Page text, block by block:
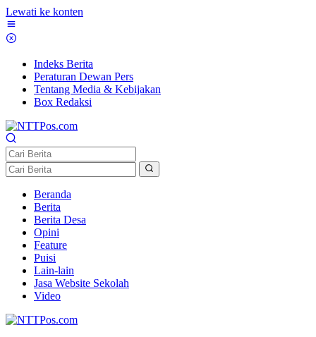
Lewati ke konten
Indeks Berita
Peraturan Dewan Pers
Tentang Media & Kebijakan
Box Redaksi
Beranda
Berita
Berita Desa
Opini
Feature
Puisi
Lain-lain
Jasa Website Sekolah
Video